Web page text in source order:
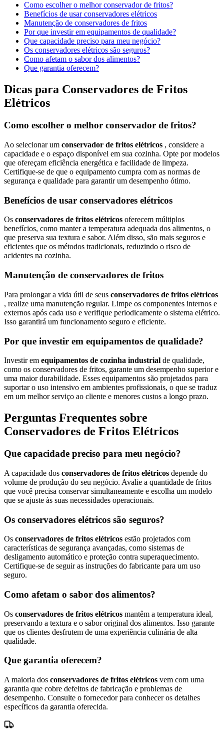
Como escolher o melhor conservador de fritos?
Benefícios de usar conservadores elétricos
Manutenção de conservadores de fritos
Por que investir em equipamentos de qualidade?
Que capacidade preciso para meu negócio?
Os conservadores elétricos são seguros?
Como afetam o sabor dos alimentos?
Que garantia oferecem?
Dicas para Conservadores de Fritos
Elétricos
Como escolher o melhor conservador de fritos?
Ao selecionar um conservador de fritos elétricos , considere a
capacidade e o espaço disponível em sua cozinha. Opte por modelos
que ofereçam eficiência energética e facilidade de limpeza.
Certifique-se de que o equipamento cumpra com as normas de
segurança e qualidade para garantir um desempenho ótimo.
Benefícios de usar conservadores elétricos
Os conservadores de fritos elétricos oferecem múltiplos
benefícios, como manter a temperatura adequada dos alimentos, o
que preserva sua textura e sabor. Além disso, são mais seguros e
eficientes que os métodos tradicionais, reduzindo o risco de
acidentes na cozinha.
Manutenção de conservadores de fritos
Para prolongar a vida útil de seus conservadores de fritos elétricos
, realize uma manutenção regular. Limpe os componentes internos e
externos após cada uso e verifique periodicamente o sistema elétrico.
Isso garantirá um funcionamento seguro e eficiente.
Por que investir em equipamentos de qualidade?
Investir em equipamentos de cozinha industrial de qualidade,
como os conservadores de fritos, garante um desempenho superior e
uma maior durabilidade. Esses equipamentos são projetados para
suportar o uso intensivo em ambientes profissionais, o que se traduz
em um melhor serviço ao cliente e menores custos a longo prazo.
Perguntas Frequentes sobre
Conservadores de Fritos Elétricos
Que capacidade preciso para meu negócio?
A capacidade dos conservadores de fritos elétricos depende do
volume de produção do seu negócio. Avalie a quantidade de fritos
que você precisa conservar simultaneamente e escolha um modelo
que se ajuste às suas necessidades operacionais.
Os conservadores elétricos são seguros?
Os conservadores de fritos elétricos estão projetados com
características de segurança avançadas, como sistemas de
desligamento automático e proteção contra superaquecimento.
Certifique-se de seguir as instruções do fabricante para um uso
seguro.
Como afetam o sabor dos alimentos?
Os conservadores de fritos elétricos mantêm a temperatura ideal,
preservando a textura e o sabor original dos alimentos. Isso garante
que os clientes desfrutem de uma experiência culinária de alta
qualidade.
Que garantia oferecem?
A maioria dos conservadores de fritos elétricos vem com uma
garantia que cobre defeitos de fabricação e problemas de
desempenho. Consulte o fornecedor para conhecer os detalhes
específicos da garantia oferecida.